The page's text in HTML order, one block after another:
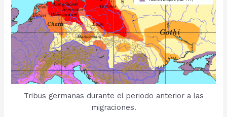
Tribus germanas durante el periodo anterior a las
migraciones.